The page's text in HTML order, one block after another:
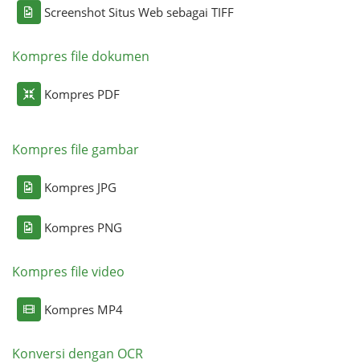
Screenshot Situs Web sebagai TIFF
Kompres file dokumen
Kompres PDF
Kompres file gambar
Kompres JPG
Kompres PNG
Kompres file video
Kompres MP4
Konversi dengan OCR